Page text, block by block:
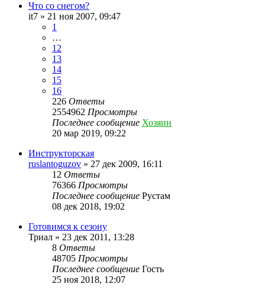
Что со снегом?
it7 » 21 ноя 2007, 09:47
1
…
12
13
14
15
16
226 Ответы
2554962 Просмотры
Последнее сообщение Хозяин
20 мар 2019, 09:22
Инструкторская
ruslantoguzov » 27 дек 2009, 16:11
12 Ответы
76366 Просмотры
Последнее сообщение Рустам
08 дек 2018, 19:02
Готовимся к сезону
Триал » 23 дек 2011, 13:28
8 Ответы
48705 Просмотры
Последнее сообщение Гость
25 ноя 2018, 12:07